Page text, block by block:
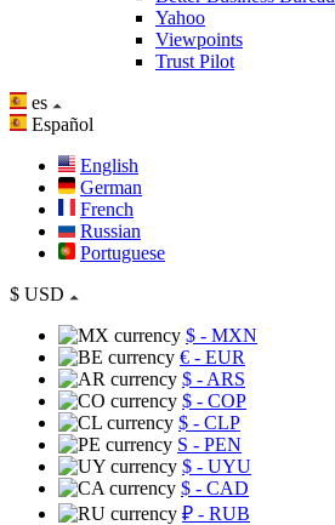
Yahoo
Viewpoints
Trust Pilot
es
Español
English
German
French
Russian
Portuguese
$ USD
$ - MXN
€ - EUR
$ - ARS
$ - COP
$ - CLP
S - PEN
$ - UYU
$ - CAD
₽ - RUB